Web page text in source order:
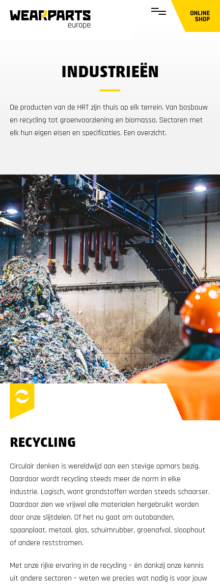
INDUSTRIEËN
De producten van de HRT zijn thuis op elk terrein. Van bosbouw
en recycling tot groenvoorziening en biomassa. Sectoren met
elk hun eigen eisen en specificaties. Een overzicht.
RECYCLING
Circulair denken is wereldwijd aan een stevige opmars bezig.
Daardoor wordt recycling steeds meer de norm in elke
industrie. Logisch, want grondstoffen worden steeds schaarser.
Daardoor zien we vrijwel alle materialen hergebruikt worden
door onze slijtdelen. Of het nu gaat om autobanden,
spaanplaat, metaal, glas, schuimrubber, groenafval, sloophout
of andere reststromen.
Met onze rijke ervaring in de recycling – én dankzij onze kennis
uit andere sectoren – weten we precies wat nodig is voor jouw